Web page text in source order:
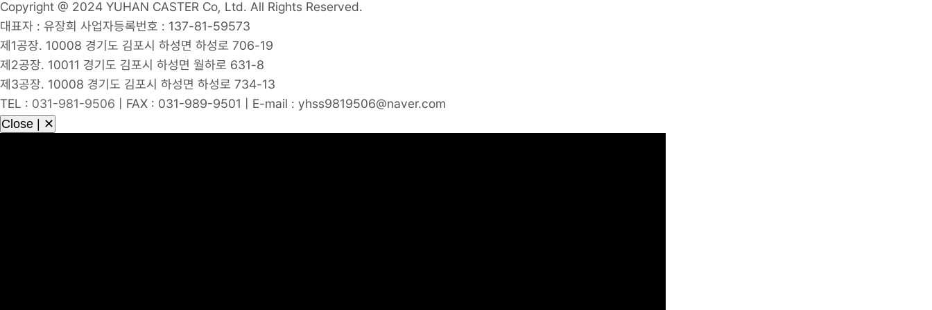
Copyright @ 2024 YUHAN CASTER Co, Ltd. All Rights Reserved.
대표자 : 유장희 사업자등록번호 : 137-81-59573
제1공장. 10008 경기도 김포시 하성면 하성로 706-19
제2공장. 10011 경기도 김포시 하성면 월하로 631-8
제3공장. 10008 경기도 김포시 하성면 하성로 734-13
TEL : 031-981-9506 FAX : 031-989-9501 E-mail : yhss9819506@naver.com
Close | ✕